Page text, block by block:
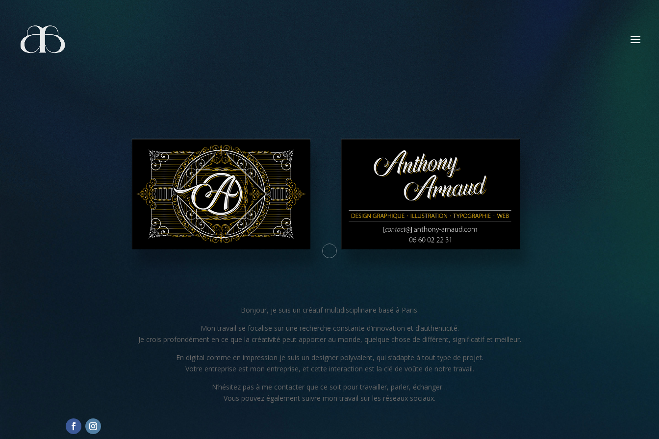
Bonjour, je suis un créatif multidisciplinaire basé à Paris.
Mon travail se focalise sur une recherche constante d’innovation et d’authenticité.
Je crois profondément en ce que la créativité peut apporter au monde, quelque chose de différent, significatif et meilleur.
En digital comme en impression je suis un designer polyvalent, qui s’adapte à tout type de projet.
Votre entreprise est mon entreprise, et cette interaction est la clé de voûte de notre travail.
N’hésitez pas à me contacter que ce soit pour travailler, parler, échanger…
Vous pouvez également suivre mon travail sur les réseaux sociaux.